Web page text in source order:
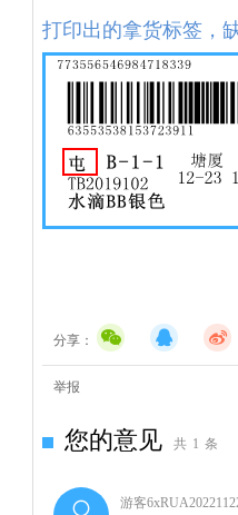
打印出的拿货标签，
分享：
举报
您的意见 共 1 条
游客